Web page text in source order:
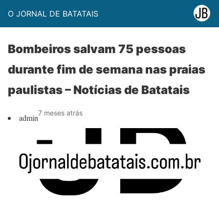
O JORNAL DE BATATAIS
Bombeiros salvam 75 pessoas
durante fim de semana nas praias
paulistas – Notícias de Batatais
admin7 meses atrás